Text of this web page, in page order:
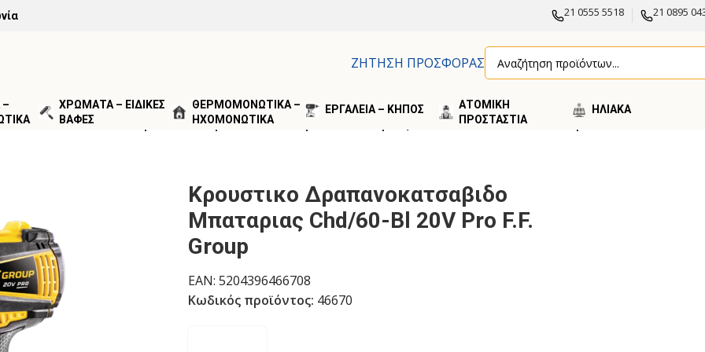
21 0555 5518 21 0895
ΖΗΤΗΣΗ ΠΡΟΣΦΟΡΑΣ
–
ΧΡΩΜΑΤΑ – ΕΙΔΙΚΕΣ
ΒΑΦΕΣ
ΘΕΡΜΟΜΟΝΩΤΙΚΑ –
ΗΧΟΜΟΝΩΤΙΚΑ
ΕΡΓΑΛΕΙΑ – ΚΗΠΟΣ
ΑΤΟΜΙΚΗ
ΠΡΟΣΤΑΣΤΙΑ
ΗΛΙΑΚA
ΔΡΑΠΑΝΟΚΑΤΣΑΒΙΔΑ Κρουστικο Δραπανοκατσαβιδο Μπαταριας Chd/60-Bl 20V Pro F.F. Group
Κρουστικο Δραπανοκατσαβιδο
Μπαταριας Chd/60-Bl 20V Pro F.F.
Group
EAN: 5204396466708
Κωδικός προϊόντος: 46670